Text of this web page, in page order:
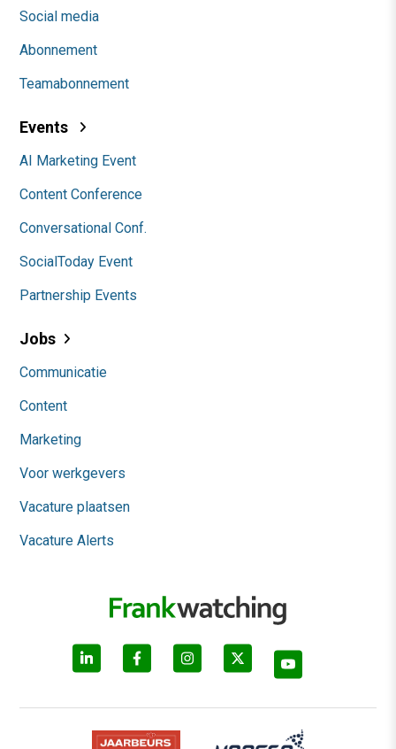
Social media
Abonnement
Teamabonnement
Events
AI Marketing Event
Content Conference
Conversational Conf.
SocialToday Event
Partnership Events
Jobs
Communicatie
Content
Marketing
Voor werkgevers
Vacature plaatsen
Vacature Alerts